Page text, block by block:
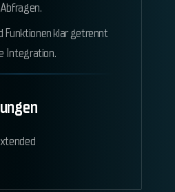
Funktionen klar getrennt
Integration.